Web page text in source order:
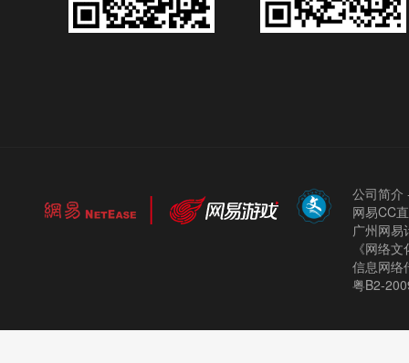
公司简介
网易CC
广州网
《网络
信息网络
粤B2-